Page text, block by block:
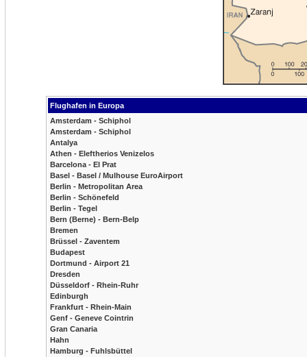
Flughafen in Europa
Amsterdam - Schiphol
Amsterdam - Schiphol
Antalya
Athen - Eleftherios Venizelos
Barcelona - El Prat
Basel - Basel / Mulhouse EuroAirport
Berlin - Metropolitan Area
Berlin - Schönefeld
Berlin - Tegel
Bern (Berne) - Bern-Belp
Bremen
Brüssel - Zaventem
Budapest
Dortmund - Airport 21
Dresden
Düsseldorf - Rhein-Ruhr
Edinburgh
Frankfurt - Rhein-Main
Genf - Geneve Cointrin
Gran Canaria
Hahn
Hamburg - Fuhlsbüttel